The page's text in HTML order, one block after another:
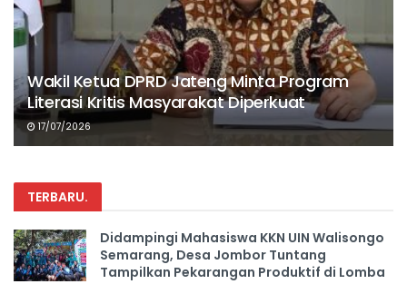
Wakil Ketua DPRD Jateng Minta Program
Literasi Kritis Masyarakat Diperkuat
17/07/2026
TERBARU.
Didampingi Mahasiswa KKN UIN Walisongo
Semarang, Desa Jombor Tuntang
Tampilkan Pekarangan Produktif di Lomba